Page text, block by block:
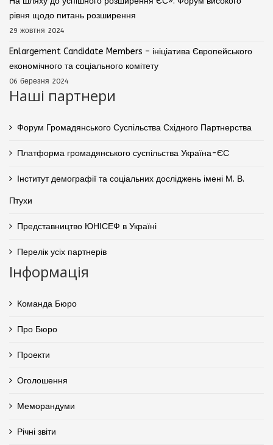
рівня щодо питань розширення
29 жовтня 2024
Enlargement Candidate Members – ініціатива Європейського
економічного та соціального комітету
06 березня 2024
Наші партнери
Форум Громадянського Суспільства Східного Партнерства
Платформа громадянського суспільства Україна-ЄС
Інститут демографії та соціальних досліджень імені М. В.
Птухи
Представництво ЮНІСЕФ в Україні
Перелік усіх партнерів
Інформація
Команда Бюро
Про Бюро
Проекти
Оголошення
Меморандуми
Річні звіти